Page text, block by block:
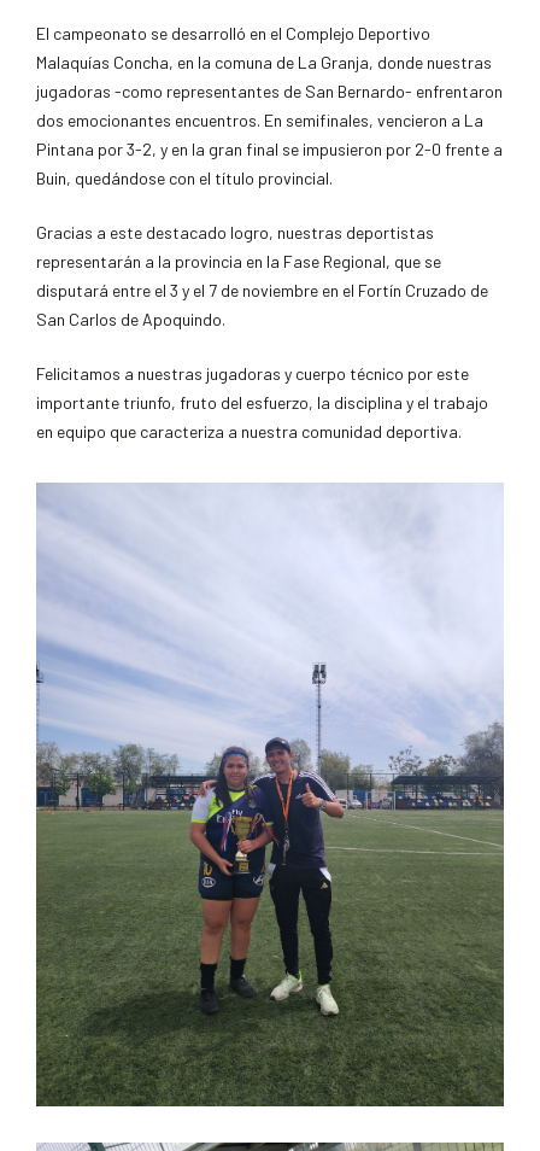
El campeonato se desarrolló en el Complejo Deportivo
Malaquías Concha, en la comuna de La Granja, donde nuestras
jugadoras -como representantes de San Bernardo- enfrentaron
dos emocionantes encuentros. En semifinales, vencieron a La
Pintana por 3-2, y en la gran final se impusieron por 2-0 frente a
Buin, quedándose con el título provincial.
Gracias a este destacado logro, nuestras deportistas
representarán a la provincia en la Fase Regional, que se
disputará entre el 3 y el 7 de noviembre en el Fortín Cruzado de
San Carlos de Apoquindo.
Felicitamos a nuestras jugadoras y cuerpo técnico por este
importante triunfo, fruto del esfuerzo, la disciplina y el trabajo
en equipo que caracteriza a nuestra comunidad deportiva.